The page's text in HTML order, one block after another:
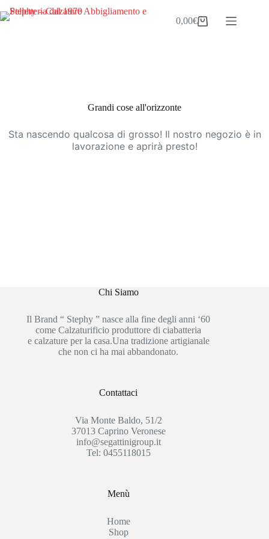
al
Carrello
0,00€
Grandi cose all'orizzonte
Sta nascendo qualcosa di grosso! Il nostro negozio è in
lavorazione e aprirà presto!
Chi Siamo
Il Brand “ Stephy ” nasce alla fine degli anni ‘60
come Calzaturificio produttore di ciabatteria
e calzature per la casa.Una tradizione artigianale
che non ci ha mai abbandonato.
Contattaci
Via Monte Baldo, 51/2
37013 Caprino Veronese
info@segattinigroup.it
Tel: 0455118015
Menù
Home
Shop